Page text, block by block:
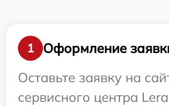
1
Оформление
Оставьте заявку на
сервисного центра